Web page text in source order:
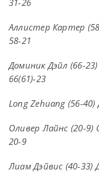
31-26
Аллистер Картер
58-21
Доминик Дэйл (66-
66(61)-23
Long Zehuang (56-
Оливер Лайнс (20-
20-9
Лиам Дэйвис (40-33)